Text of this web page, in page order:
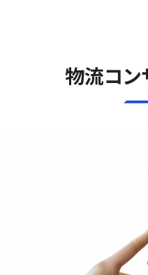
物流コン